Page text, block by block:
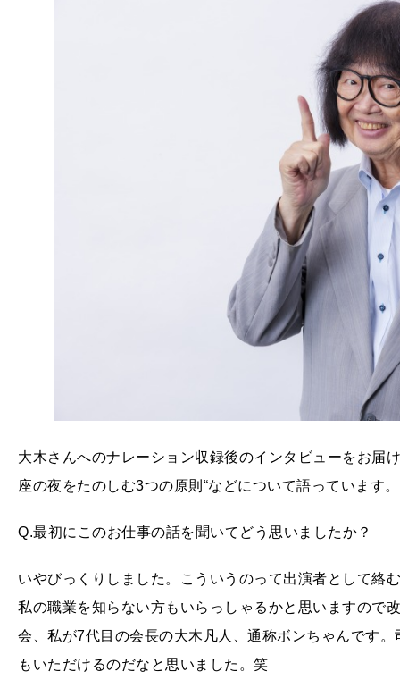
大木さんへのナレーション収録後のインタビューをお届
座の夜をたのしむ3つの原則“などについて語っています。
Q.最初にこのお仕事の話を聞いてどう思いましたか？
いやびっくりしました。こういうのって出演者として絡
私の職業を知らない方もいらっしゃるかと思いますので
会、私が7代目の会長の大木凡人、通称ボンちゃんです
もいただけるのだなと思いました。笑